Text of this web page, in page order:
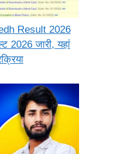
Result 2026
2026 जारी, यहां